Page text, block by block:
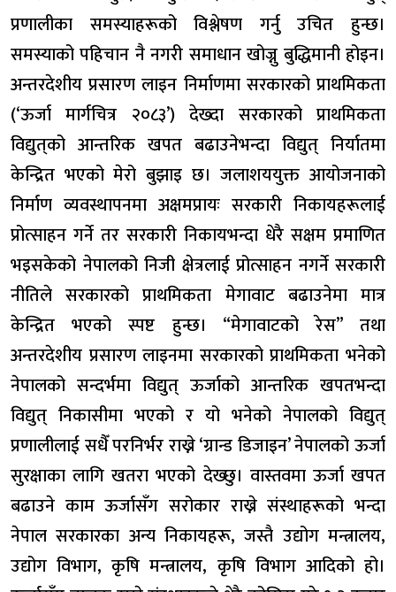
प्रणालीका समस्याहरूको विश्लेषण गर्नु उचित हुन्छ।
समस्याको पहिचान नै नगरी समाधान खोज्नु बुद्धिमानी होइन।
अन्तरदेशीय प्रसारण लाइन निर्माणमा सरकारको प्राथमिकता
(‘ऊर्जा मार्गचित्र २०८३’) देख्दा सरकारको प्राथमिकता
विद्युत्‌को आन्तरिक खपत बढाउनेभन्दा विद्युत् निर्यातमा
केन्द्रित भएको मेरो बुझाइ छ। जलाशययुक्त आयोजनाको
निर्माण व्यवस्थापनमा अक्षमप्रायः सरकारी निकायहरूलाई
प्रोत्साहन गर्ने तर सरकारी निकायभन्दा धेरै सक्षम प्रमाणित
भइसकेको नेपालको निजी क्षेत्रलाई प्रोत्साहन नगर्ने सरकारी
नीतिले सरकारको प्राथमिकता मेगावाट बढाउनेमा मात्र
केन्द्रित भएको स्पष्ट हुन्छ। “मेगावाटको रेस” तथा
अन्तरदेशीय प्रसारण लाइनमा सरकारको प्राथमिकता भनेको
नेपालको सन्दर्भमा विद्युत् ऊर्जाको आन्तरिक खपतभन्दा
विद्युत् निकासीमा भएको र यो भनेको नेपालको विद्युत्
प्रणालीलाई सधैँ परनिर्भर राख्ने ‘ग्रान्ड डिजाइन’ नेपालको ऊर्जा
सुरक्षाका लागि खतरा भएको देख्छु। वास्तवमा ऊर्जा खपत
बढाउने काम ऊर्जासँग सरोकार राख्ने संस्थाहरूको भन्दा
नेपाल सरकारका अन्य निकायहरू, जस्तै उद्योग मन्त्रालय,
उद्योग विभाग, कृषि मन्त्रालय, कृषि विभाग आदिको हो।